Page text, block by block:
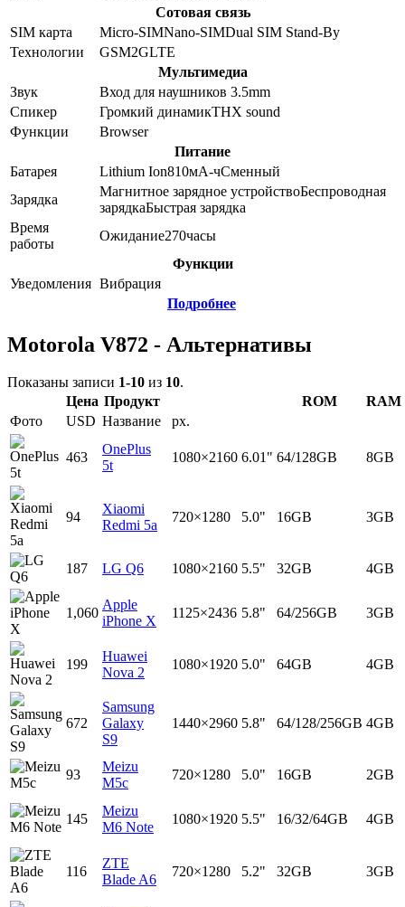
Сотовая связь
SIM карта
Micro-SIMNano-SIMDual SIM Stand-By
Технологии
GSM2GLTE
Мультимедиа
Звук
Вход для наушников 3.5mm
Спикер
Громкий динамикTHX sound
Функции
Browser
Питание
Батарея
Lithium Ion810мА-чСменный
Зарядка
Магнитное зарядное устройствоБеспроводная
зарядкаБыстрая зарядка
Время
работы
Ожидание270часы
Функции
Уведомления Вибрация
Подробнее
Motorola V872 - Альтернативы
Показаны записи 1-10 из 10.
Цена Продукт ROM
RAM
Фото
USD Название px.
463
OnePlus
5t
1080×2160 6.01" 64/128GB 8GB
94
Xiaomi
Redmi 5a
720×1280 5.0" 16GB 3GB
187 LG Q6 1080×2160 5.5" 32GB 4GB
1,060
Apple
iPhone X
1125×2436 5.8" 64/256GB 3GB
199
Huawei
Nova 2
1080×1920 5.0" 64GB 4GB
672
Samsung
Galaxy
S9
1440×2960 5.8" 64/128/256GB 4GB
93
Meizu
M5c
720×1280 5.0" 16GB 2GB
145
Meizu
M6 Note
1080×1920 5.5" 16/32/64GB 4GB
116
ZTE
Blade A6
720×1280 5.2" 32GB 3GB